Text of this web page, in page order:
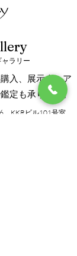
ラリー
入、展示会、ア
定も承ります。
KKRビル101号室